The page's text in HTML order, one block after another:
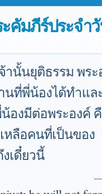
คัมภีร์ประจำ
านั้นยุติธรรม พระ
นที่พี่น้องได้ทำแล
องมีต่อพระองค์
หลือคนที่เป็นของ
เดี๋ยวนี้